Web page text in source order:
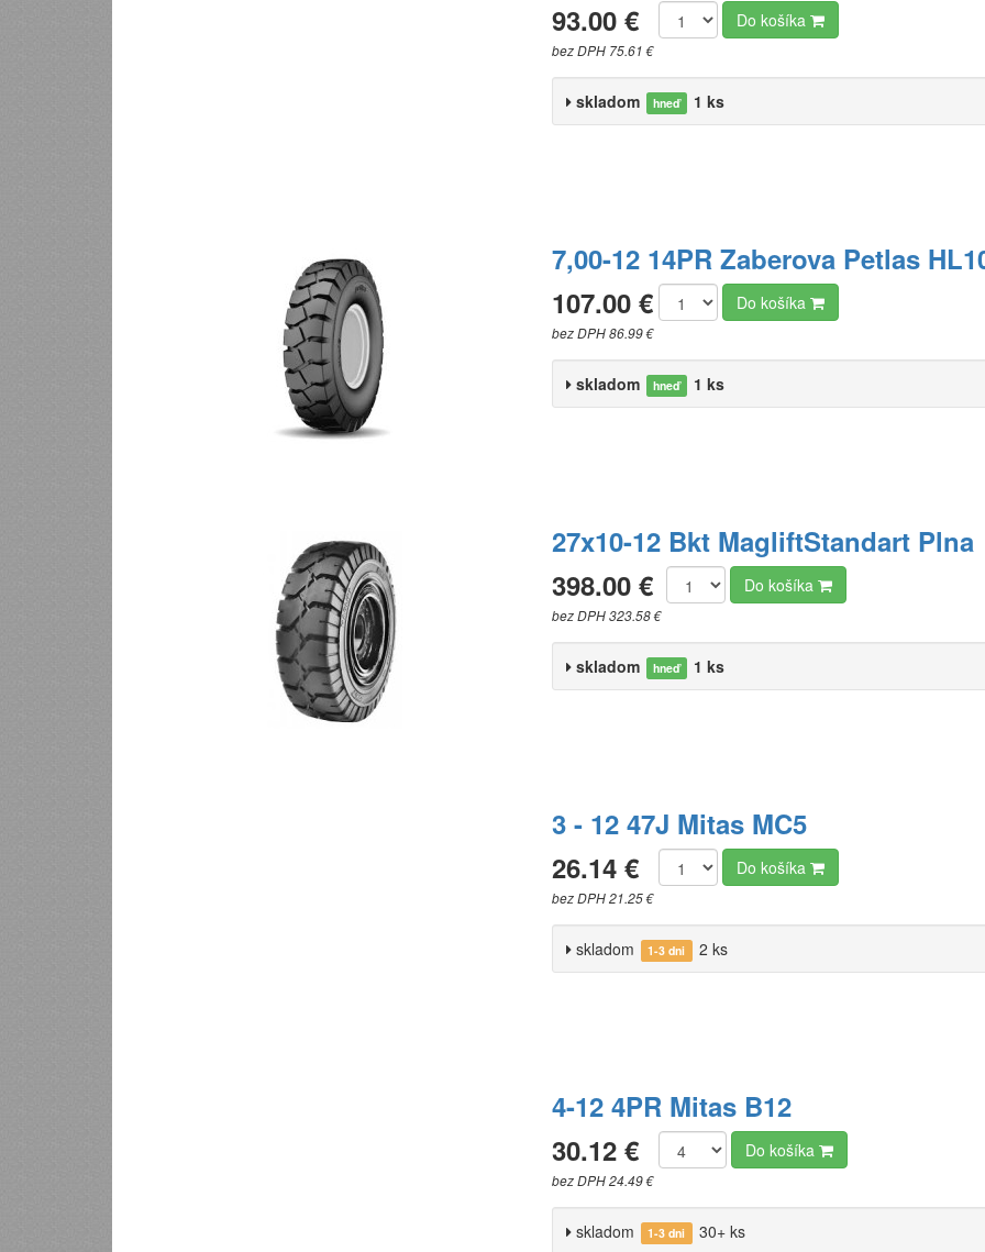
93.00 €
bez DPH 75.61 €
Do košíka
skladom hneď 1 ks
7,00-12 14PR Zaberova Petlas
107.00 €
bez DPH 86.99 €
Do košíka
skladom hneď 1 ks
27x10-12 Bkt MagliftStandart Plna
398.00 €
bez DPH 323.58 €
Do košíka
skladom hneď 1 ks
3 - 12 47J Mitas MC5
26.14 €
bez DPH 21.25 €
Do košíka
skladom 1-3 dni 2 ks
4-12 4PR Mitas B12
30.12 €
bez DPH 24.49 €
Do košíka
skladom 1-3 dni 30+ ks